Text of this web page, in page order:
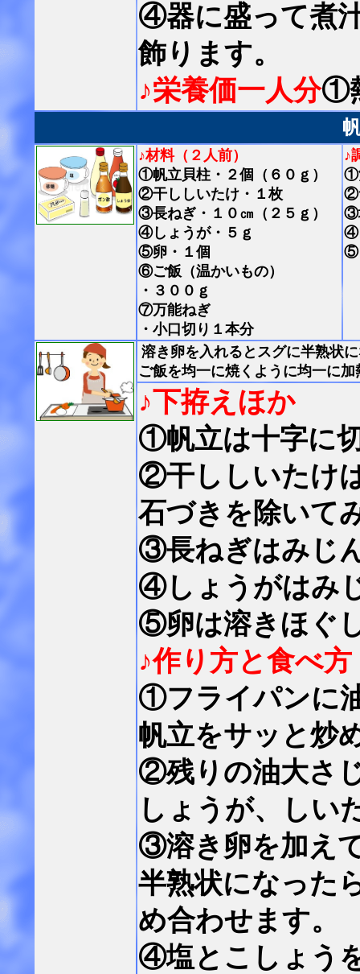
④器に盛って煮
飾ります。
♪栄養価一人分①
♪材料（２人前）
①帆立貝柱・２個（６０ｇ）
②干ししいたけ・１枚
③長ねぎ・１０㎝（２５ｇ）
④しょうが・５ｇ
⑤卵・１個
⑥ご飯（温かいもの）
・３００ｇ
⑦万能ねぎ
・小口切り１本分
♪
①
②
③
④
⑤
溶き卵を入れるとスグに半熟状
ご飯を均一に焼くように均一に加
♪下拵えほか
①帆立は十字に
②干ししいたけ
石づきを除いて
③長ねぎはみじ
④しょうがはみ
⑤卵は溶きほぐ
♪作り方と食べ方
①フライパンに
帆立をサッと炒
②残りの油大さ
しょうが、しい
③溶き卵を加え
半熟状になった
め合わせます。
④塩とこしょう